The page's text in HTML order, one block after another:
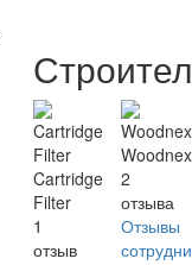
Cartridge
Filter
1
отзыв
2
отзыва
Отзывы